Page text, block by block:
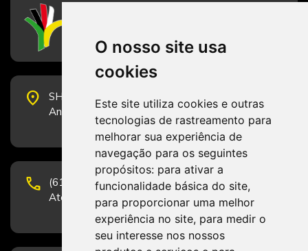
O nosso site usa
cookies
Este site utiliza cookies e outras
tecnologias de rastreamento para
melhorar sua experiência de
navegação para os seguintes
propósitos: para ativar a
funcionalidade básica do site,
para proporcionar uma melhor
experiência no site, para medir o
seu interesse nos nossos
place
SHS Quadra 6, Bloco E, Complexo Brasil 21, 20º
Andar, Sala 2001 - CEP 70322-915 - Brasília/DF
phone
(61) 3223-1652 e (61) 98131-3801.
Atendimento por telefone em horário comercial